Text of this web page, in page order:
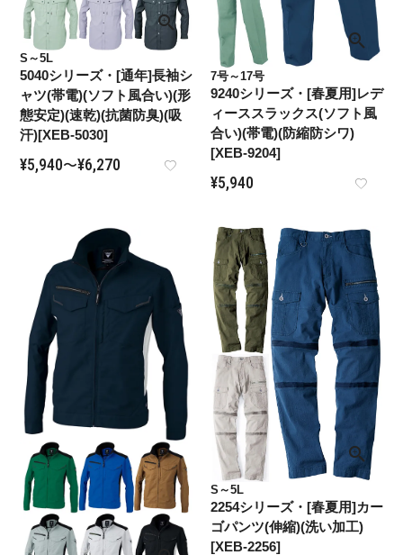
S～5L
5040シリーズ・[通年]長袖シ
ャツ(帯電)(ソフト風合い)(形
態安定)(速乾)(抗菌防臭)(吸
汗)[XEB-5030]
¥5,940〜¥6,270
7号～17号
9240シリーズ・[春夏用]レデ
ィーススラックス(ソフト風
合い)(帯電)(防縮防シワ)
[XEB-9204]
¥5,940
S～5L
2254シリーズ・[春夏用]カー
ゴパンツ(伸縮)(洗い加工)
[XEB-2256]